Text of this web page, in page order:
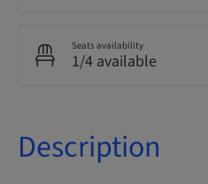
Seats availability
1/4 available
Description